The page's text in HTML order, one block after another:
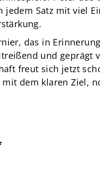
jedem Satz mit viel
das in
und geprägt
freut sich jetzt
mit dem klaren Ziel,